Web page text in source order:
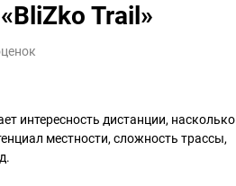
Trail»
интересность дистанции, насколько
местности, сложность трассы,